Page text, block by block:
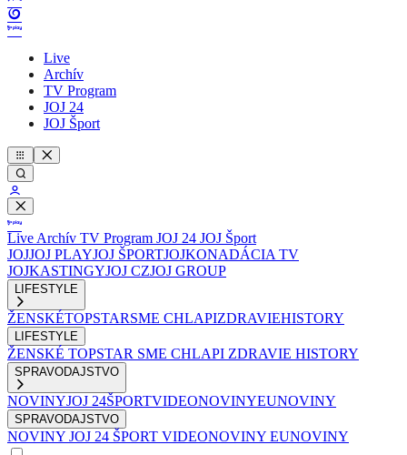
Live
Archív
TV Program
JOJ 24
JOJ Šport
Live Archív TV Program JOJ 24 JOJ Šport
JOJJOJ PLAYJOJ ŠPORTJOJKONADÁCIA TV
JOJKASTINGYJOJ CZJOJ GROUP
LIFESTYLE
ŽENSKÉTOPSTARSME CHLAPIZDRAVIEHISTORY
LIFESTYLE
ŽENSKÉ TOPSTAR SME CHLAPI ZDRAVIE HISTORY
SPRAVODAJSTVO
NOVINYJOJ 24ŠPORTVIDEONOVINYEUNOVINY
SPRAVODAJSTVO
NOVINY JOJ 24 ŠPORT VIDEONOVINY EUNOVINY